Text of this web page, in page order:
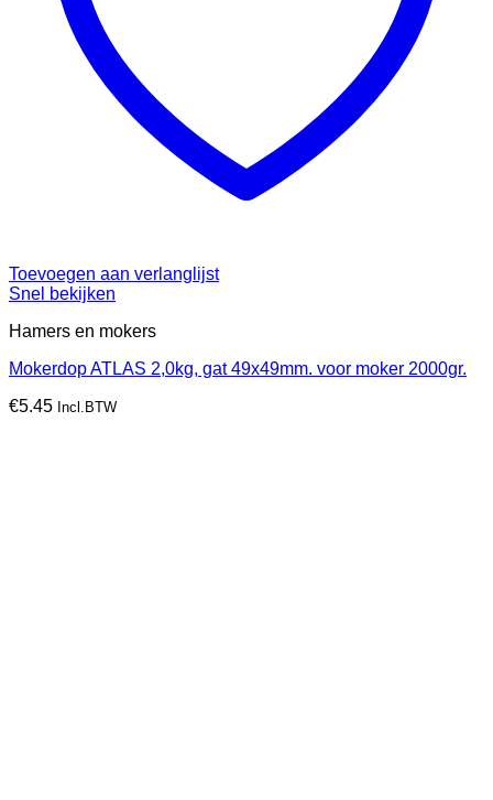
Toevoegen aan verlanglijst
Snel bekijken
Hamers en mokers
Mokerdop ATLAS 2,0kg, gat 49x49mm. voor moker 2000gr.
€5.45 Incl.BTW